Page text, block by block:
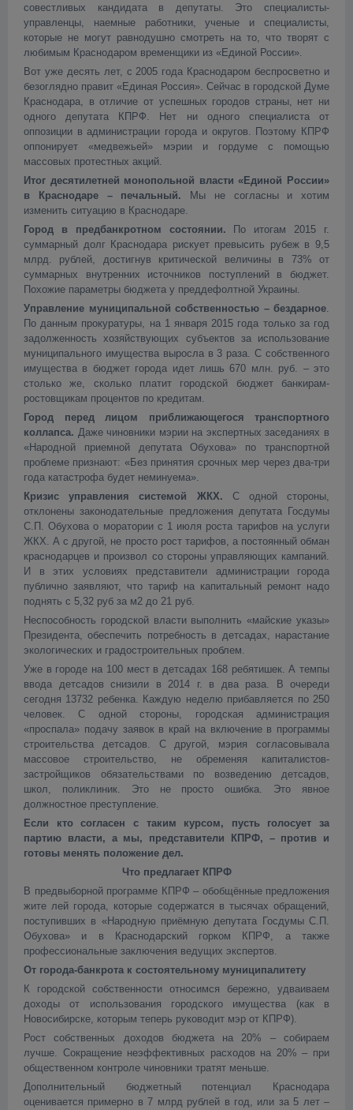
совестливых кандидата в депутаты. Это специалисты-
управленцы, наемные работники, ученые и специалисты,
которые не могут равнодушно смотреть на то, что творят с
любимым Краснодаром временщики из «Единой России».
Вот уже десять лет, с 2005 года Краснодаром беспросветно и
безоглядно правит «Единая Россия». Сейчас в городской Думе
Краснодара, в отличие от успешных городов страны, нет ни
одного депутата КПРФ. Нет ни одного специалиста от
оппозиции в администрации города и округов. Поэтому КПРФ
оппонирует «медвежьей» мэрии и гордуме с помощью
массовых протестных акций.
Итог десятилетней монопольной власти «Единой России»
в Краснодаре – печальный.
Мы не согласны и хотим
изменить ситуацию в Краснодаре.
Город в предбанкротном состоянии. По итогам 2015 г.
суммарный долг Краснодара рискует превысить рубеж в 9,5
млрд. рублей, достигнув критической величины в 73% от
суммарных внутренних источников поступлений в бюджет.
Похожие параметры бюджета у преддефолтной Украины.
Управление муниципальной собственностью – бездарное.
По данным прокуратуры, на 1 января 2015 года только за год
задолженность хозяйствующих субъектов за использование
муниципального имущества выросла в 3 раза. С собственного
имущества в бюджет города идет лишь 670 млн. руб. – это
столько же, сколько платит городской бюджет банкирам-
ростовщикам процентов по кредитам.
Город перед лицом приближающегося транспортного
коллапса. Даже чиновники мэрии на экспертных заседаниях в
«Народной приемной депутата Обухова» по транспортной
проблеме признают: «Без принятия срочных мер через два-три
года катастрофа будет неминуема».
Кризис управления системой ЖКХ. С одной стороны,
отклонены законодательные предложения депутата Госдумы
С.П. Обухова о моратории с 1 июля роста тарифов на услуги
ЖКХ. А с другой, не просто рост тарифов, а постоянный обман
краснодарцев и произвол со стороны управляющих кампаний.
И в этих условиях представители администрации города
публично заявляют, что тариф на капитальный ремонт надо
поднять с 5,32 руб за м2 до 21 руб.
Неспособность городской власти выполнить «майские указы»
Президента, обеспечить потребность в детсадах, нарастание
экологических и градостроительных проблем.
Уже в городе на 100 мест в детсадах 168 ребятишек. А темпы
ввода детсадов снизили в 2014 г. в два раза. В очереди
сегодня 13732 ребенка. Каждую неделю прибавляется по 250
человек. С одной стороны, городская администрация
«проспала» подачу заявок в край на включение в программы
строительства детсадов. С другой, мэрия согласовывала
массовое строительство, не обременяя капиталистов-
застройщиков обязательствами по возведению детсадов,
школ, поликлиник. Это не просто ошибка. Это явное
должностное преступление.
Если кто согласен с таким курсом, пусть голосует за
партию власти, а мы, представители КПРФ, – против и
готовы менять положение дел.
Что предлагает КПРФ
В предвыборной программе КПРФ – обобщённые предложения
жите лей города, которые содержатся в тысячах обращений,
поступивших в «Народную приёмную депутата Госдумы С.П.
Обухова» и в Краснодарский горком КПРФ, а также
профессиональные заключения ведущих экспертов.
От города-банкрота к состоятельному муниципалитету
К городской собственности относимся бережно, удваиваем
доходы от использования городского имущества (как в
Новосибирске, которым теперь руководит мэр от КПРФ).
Рост собственных доходов бюджета на 20% – собираем
лучше. Сокращение неэффективных расходов на 20% – при
общественном контроле чиновники тратят меньше.
Дополнительный бюджетный потенциал Краснодара
оценивается примерно в 7 млрд рублей в год, или за 5 лет –